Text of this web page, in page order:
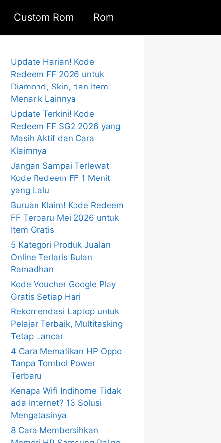
Custom Rom Rom
Update Harian! Kode
Redeem FF 2026 untuk
Diamond, Skin, dan Item
Menarik Lainnya
Update Terkini! Kode
Redeem FF SG2 2026 yang
Masih Aktif dan Cara
Klaimnya
Jangan Sampai Terlewat!
Kode Redeem FF 1 Menit
yang Lalu
Buruan Klaim! Kode Redeem
FF Terbaru Mei 2026 untuk
Item Gratis
5 Kategori Produk Jualan
Online Terlaris Bulan
Ramadhan
Kode Voucher Google Play
Gratis Setiap Hari
Rekomendasi Laptop untuk
Pelajar Terbaik, Multitasking
Tetap Lancar
4 Cara Mematikan HP Oppo
Tanpa Tombol Power
Terbaru
Kenapa Wifi Indihome Tidak
ada Internet? 13 Solusi
Mengatasinya
8 Cara Membersihkan